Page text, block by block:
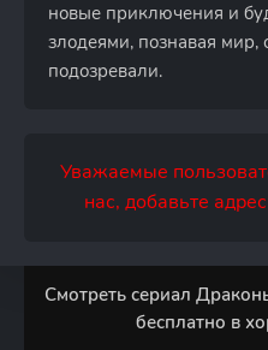
новые приключения и
злодеями, познавая
подозревали.
Уважаемые
нас, добавьте
Смотреть сериал
бесплатно в